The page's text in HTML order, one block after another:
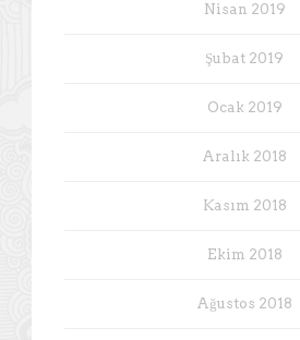
Nisan 2019
Şubat 2019
Ocak 2019
Aralık 2018
Kasım 2018
Ekim 2018
Ağustos 2018